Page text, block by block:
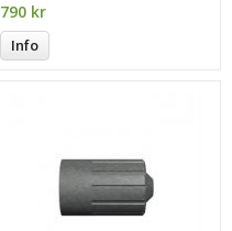
790 kr
Info